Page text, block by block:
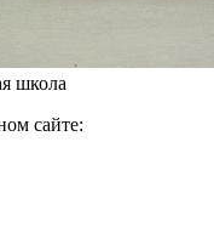
школа
сайте: